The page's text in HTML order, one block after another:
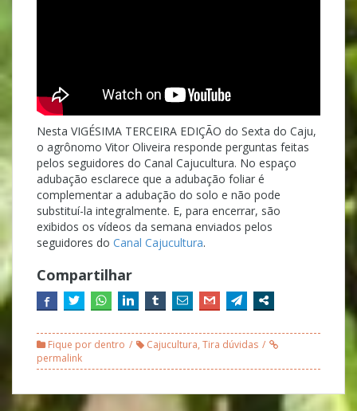
Nesta VIGÉSIMA TERCEIRA EDIÇÃO do Sexta do Caju,
o agrônomo Vitor Oliveira responde perguntas feitas
pelos seguidores do Canal Cajucultura. No espaço
adubação esclarece que a adubação foliar é
complementar a adubação do solo e não pode
substituí-la integralmente. E, para encerrar, são
exibidos os vídeos da semana enviados pelos
seguidores do Canal Cajucultura.
Compartilhar
Fique por dentro Cajucultura, Tira dúvidas
permalink